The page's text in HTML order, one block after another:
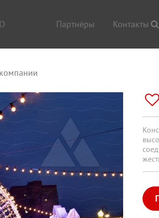
О
компании
Партнёры Контакты